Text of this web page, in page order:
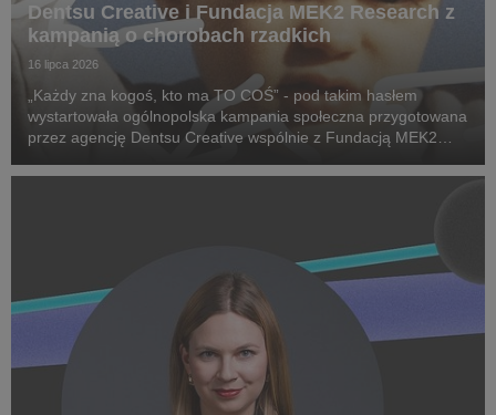
Dentsu Creative i Fundacja MEK2 Research z
kampanią o chorobach rzadkich
16 lipca 2026
„Każdy zna kogoś, kto ma TO COŚ” - pod takim hasłem
wystartowała ogólnopolska kampania społeczna przygotowana
przez agencję Dentsu Creative wspólnie z Fundacją MEK2
chorób rzadkich, zwrócenie uwagi na problemy pac...